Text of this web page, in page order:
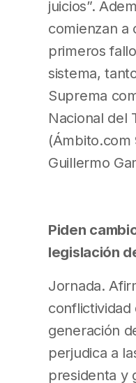
juicios”.
comienzan a
primeros
sistema,
Suprema
Nacional del
(Ámbito.com
Guillermo
Piden
legislación
Jornada.
conflictividad
generación
perjudica a
presidenta y